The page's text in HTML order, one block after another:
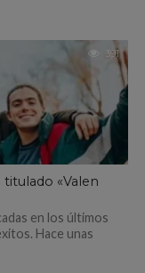
391
«Valen
en los últimos
Hace unas